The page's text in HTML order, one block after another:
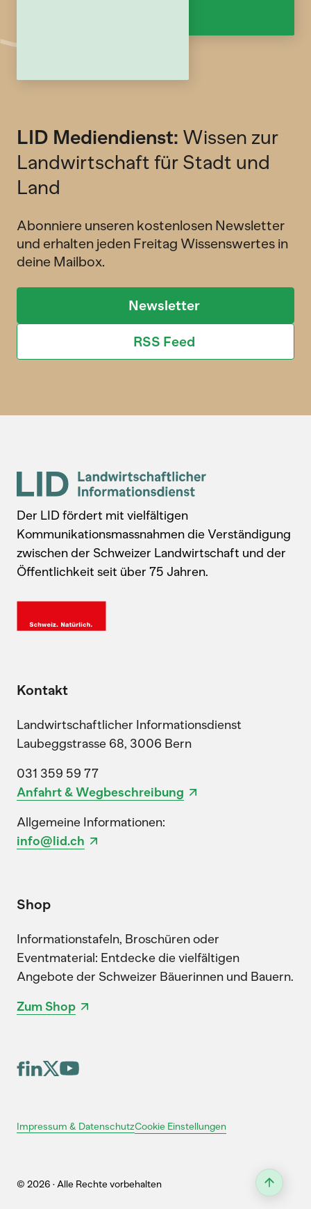
LID Mediendienst: Wissen zur
Landwirtschaft für Stadt und
Land
Abonniere unseren kostenlosen Newsletter
und erhalten jeden Freitag Wissenswertes in
deine Mailbox.
Newsletter
RSS Feed
Der LID fördert mit vielfältigen
Kommunikationsmassnahmen die Verständigung
zwischen der Schweizer Landwirtschaft und der
Öffentlichkeit seit über 75 Jahren.
Kontakt
Landwirtschaftlicher Informationsdienst
Laubeggstrasse 68, 3006 Bern
031 359 59 77
Anfahrt & Wegbeschreibung
Allgemeine Informationen:
info@lid.ch
Shop
Informationstafeln, Broschüren oder
Eventmaterial: Entdecke die vielfältigen
Angebote der Schweizer Bäuerinnen und Bauern.
Zum Shop
Impressum & DatenschutzCookie Einstellungen
© 2026 · Alle Rechte vorbehalten